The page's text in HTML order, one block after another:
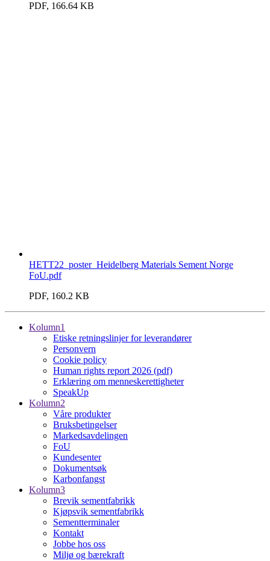
PDF, 166.64 KB
HETT22_poster_Heidelberg Materials Sement Norge
FoU.pdf
PDF, 160.2 KB
Kolumn1
Etiske retningslinjer for leverandører
Personvern
Cookie policy
Human rights report 2026 (pdf)
Erklæring om menneskerettigheter
SpeakUp
Kolumn2
Våre produkter
Bruksbetingelser
Markedsavdelingen
FoU
Kundesenter
Dokumentsøk
Karbonfangst
Kolumn3
Brevik sementfabrikk
Kjøpsvik sementfabrikk
Sementterminaler
Kontakt
Jobbe hos oss
Miljø og bærekraft